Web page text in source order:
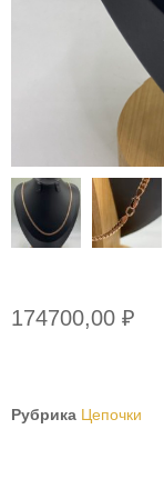
174700,00 ₽
Рубрика Цепочки